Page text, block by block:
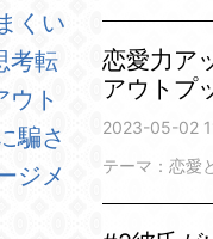
恋愛力ア
アウトプ
2023-05-02
テーマ： 恋愛
くい
考転
ト
騙さ
ジメ